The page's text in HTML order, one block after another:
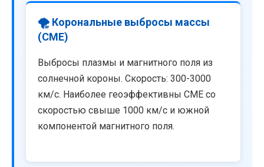
🌪️ Корональные выбросы массы
(CME)
Выбросы плазмы и магнитного поля из
солнечной короны. Скорость: 300-3000
км/с. Наиболее геоэффективны CME со
скоростью свыше 1000 км/с и южной
компонентой магнитного поля.